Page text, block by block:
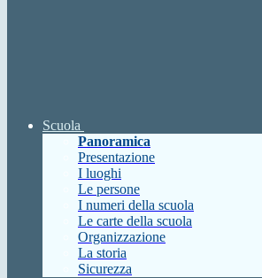
Scuola
Panoramica
Presentazione
I luoghi
Le persone
I numeri della scuola
Le carte della scuola
Organizzazione
La storia
Sicurezza